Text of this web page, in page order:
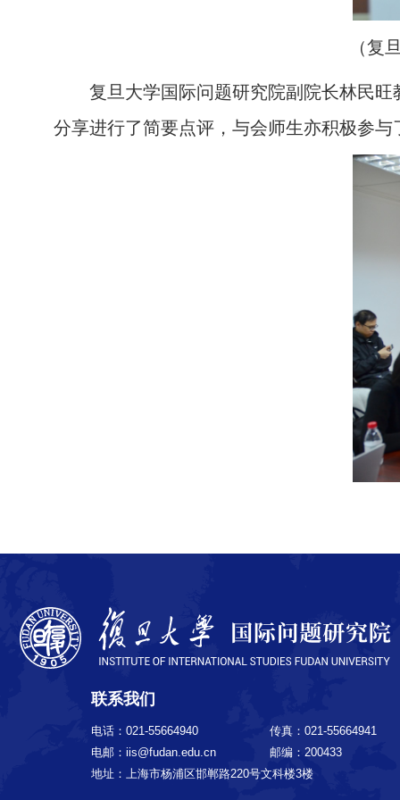
（复
复旦大学国际问题研究院副院长林民
分享进行了简要点评，与会师生亦积极参
联系我们
电话：021-55664940
传真：021-55664941
电邮：iis@fudan.edu.cn
邮编：200433
地址：上海市杨浦区邯郸路220号文科楼3楼